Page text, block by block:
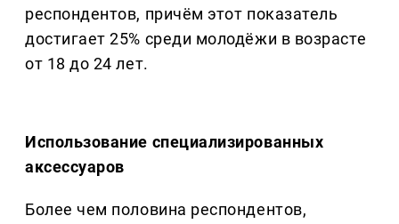
респондентов, причём этот показатель
достигает 25% среди молодёжи в возрасте
от 18 до 24 лет.
Использование специализированных
аксессуаров
Более чем половина респондентов,